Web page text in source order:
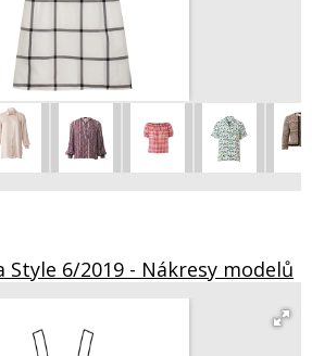
Style 6/2019 - Nákresy modelů